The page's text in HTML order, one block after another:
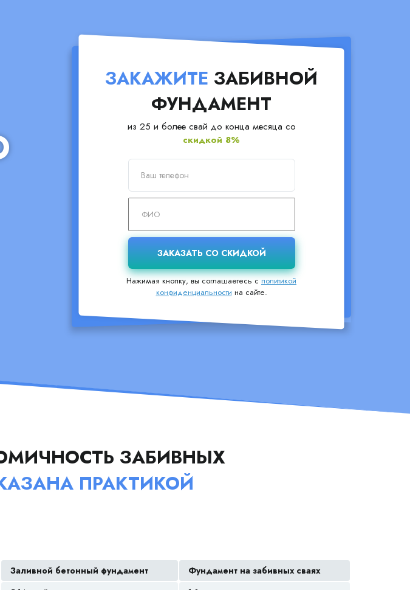
ЗАКАЖИТЕ ЗАБИВНОЙ
ФУНДАМЕНТ
из 25 и более свай до конца месяца со
скидкой 8%
Нажимая кнопку, вы соглашаетесь сполитикой
конфиденциальности на сайте.
ЗАБИВНЫХ
ПРАКТИКОЙ
Заливной бетонный фундамент
Фундамент на забивных сваях